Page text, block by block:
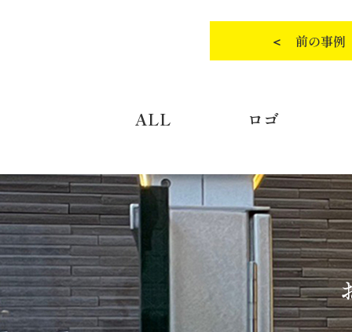
＜ 前の事例
ALL ロゴ